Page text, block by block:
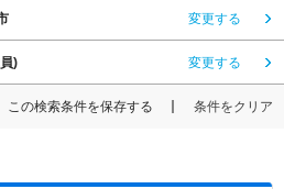
変更する
) 変更する
この検索条件を保存する 条件をクリア